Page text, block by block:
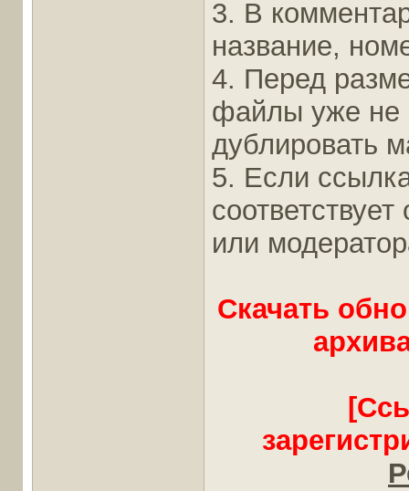
3. В
название,
4. Перед
файлы уже не
дублировать
5. Если
или
Скачать